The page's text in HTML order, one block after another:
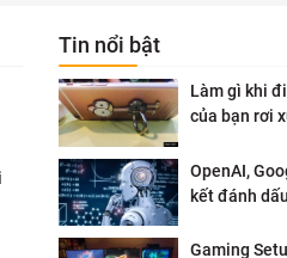
Tin nổi bật
Làm gì khi
của bạn rơi
OpenAI,
kết đánh
Gaming